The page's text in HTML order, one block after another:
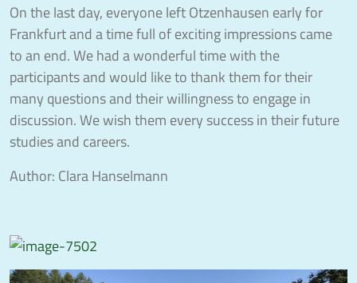
On the last day, everyone left Otzenhausen early for
Frankfurt and a time full of exciting impressions came
to an end. We had a wonderful time with the
participants and would like to thank them for their
many questions and their willingness to engage in
discussion. We wish them every success in their future
studies and careers.
Author: Clara Hanselmann